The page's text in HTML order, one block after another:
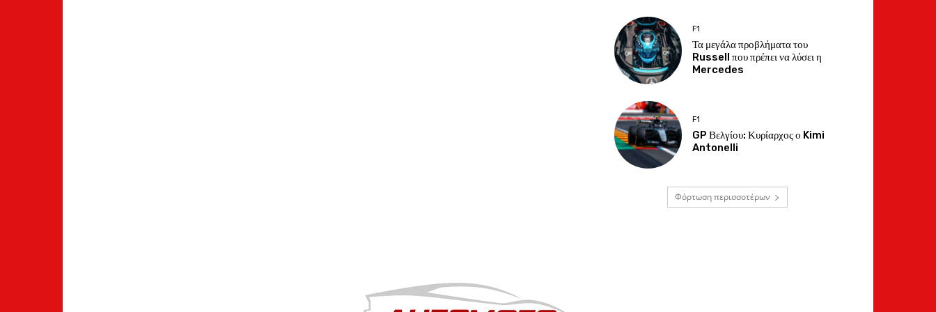
F1
Τα μεγάλα προβλήματα του
Russell που πρέπει να λύσει η
Mercedes
F1
GP Βελγίου: Κυρίαρχος ο Kimi
Antonelli
Φόρτωση περισσοτέρων